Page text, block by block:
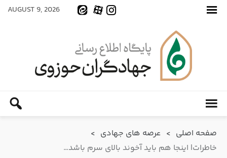
AUGUST 9, 2026
صفحه اصلی > عرصه های جهادی >
خاطرات| اینجا هم باید آخوند بالای سرم باشد…